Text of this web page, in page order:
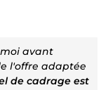
avant
l'offre adaptée
de cadrage est